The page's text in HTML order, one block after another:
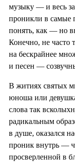
музыку — и весь
проникли в самые
понять, как — но
Конечно, не часто
на бескрайнее
и песен —
В житиях святых
юноша или
слова так
радикальным
в душе, оказался
проник внутрь —
просверленной в